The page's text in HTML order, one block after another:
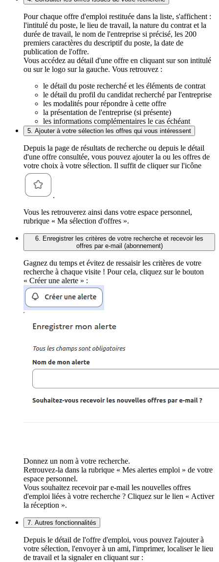
Pour chaque offre d'emploi restituée dans la liste, s'affichent :
l'intitulé du poste, le lieu de travail, la nature du contrat et la
durée de travail, le nom de l'entreprise si précisé, les 200
premiers caractères du descriptif du poste, la date de
publication de l'offre.
Vous accédez au détail d'une offre en cliquant sur son intitulé
ou sur le logo sur la gauche. Vous retrouvez :
le détail du poste recherché et les éléments de contrat
le détail du profil du candidat recherché par l'entreprise
les modalités pour répondre à cette offre
la présentation de l'entreprise (si présente)
les informations complémentaires le cas échéant
5. Ajouter à votre sélection les offres qui vous intéressent
Depuis la page de résultats de recherche ou depuis le détail
d'une offre consultée, vous pouvez ajouter la ou les offres de
votre choix à votre sélection. Il suffit de cliquer sur l'icône
.
Vous les retrouverez ainsi dans votre espace personnel,
rubrique « Ma sélection d'offres ».
6. Enregistrer les critères de votre recherche et recevoir les
offres par e-mail (abonnement)
Gagnez du temps et évitez de ressaisir les critères de votre
recherche à chaque visite ! Pour cela, cliquez sur le bouton
« Créer une alerte » :
Donnez un nom à votre recherche.
Retrouvez-la dans la rubrique « Mes alertes emploi » de votre
espace personnel.
Vous souhaitez recevoir par e-mail les nouvelles offres
d'emploi liées à votre recherche ? Cliquez sur le lien « Activer
la réception ».
7. Autres fonctionnalités
Depuis le détail de l'offre d'emploi, vous pouvez l'ajouter à
votre sélection, l'envoyer à un ami, l'imprimer, localiser le lieu
de travail et la signaler en cliquant sur :